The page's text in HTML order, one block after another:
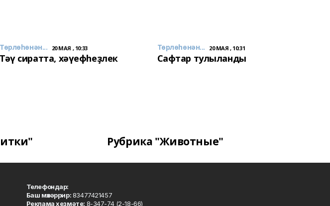
Төрлөһөнән... 20 МАЯ , 10:33
Тәү сиратта, хәүефһеҙлек
Төрлөһөнән... 20 МАЯ , 10:31
Сафтар тулыланды
Рубрика "Животные"
Телефондар:
Баш мөхәррир:83477421457
Реклама хеҙмәте: 8-347-74 (2-18-66)